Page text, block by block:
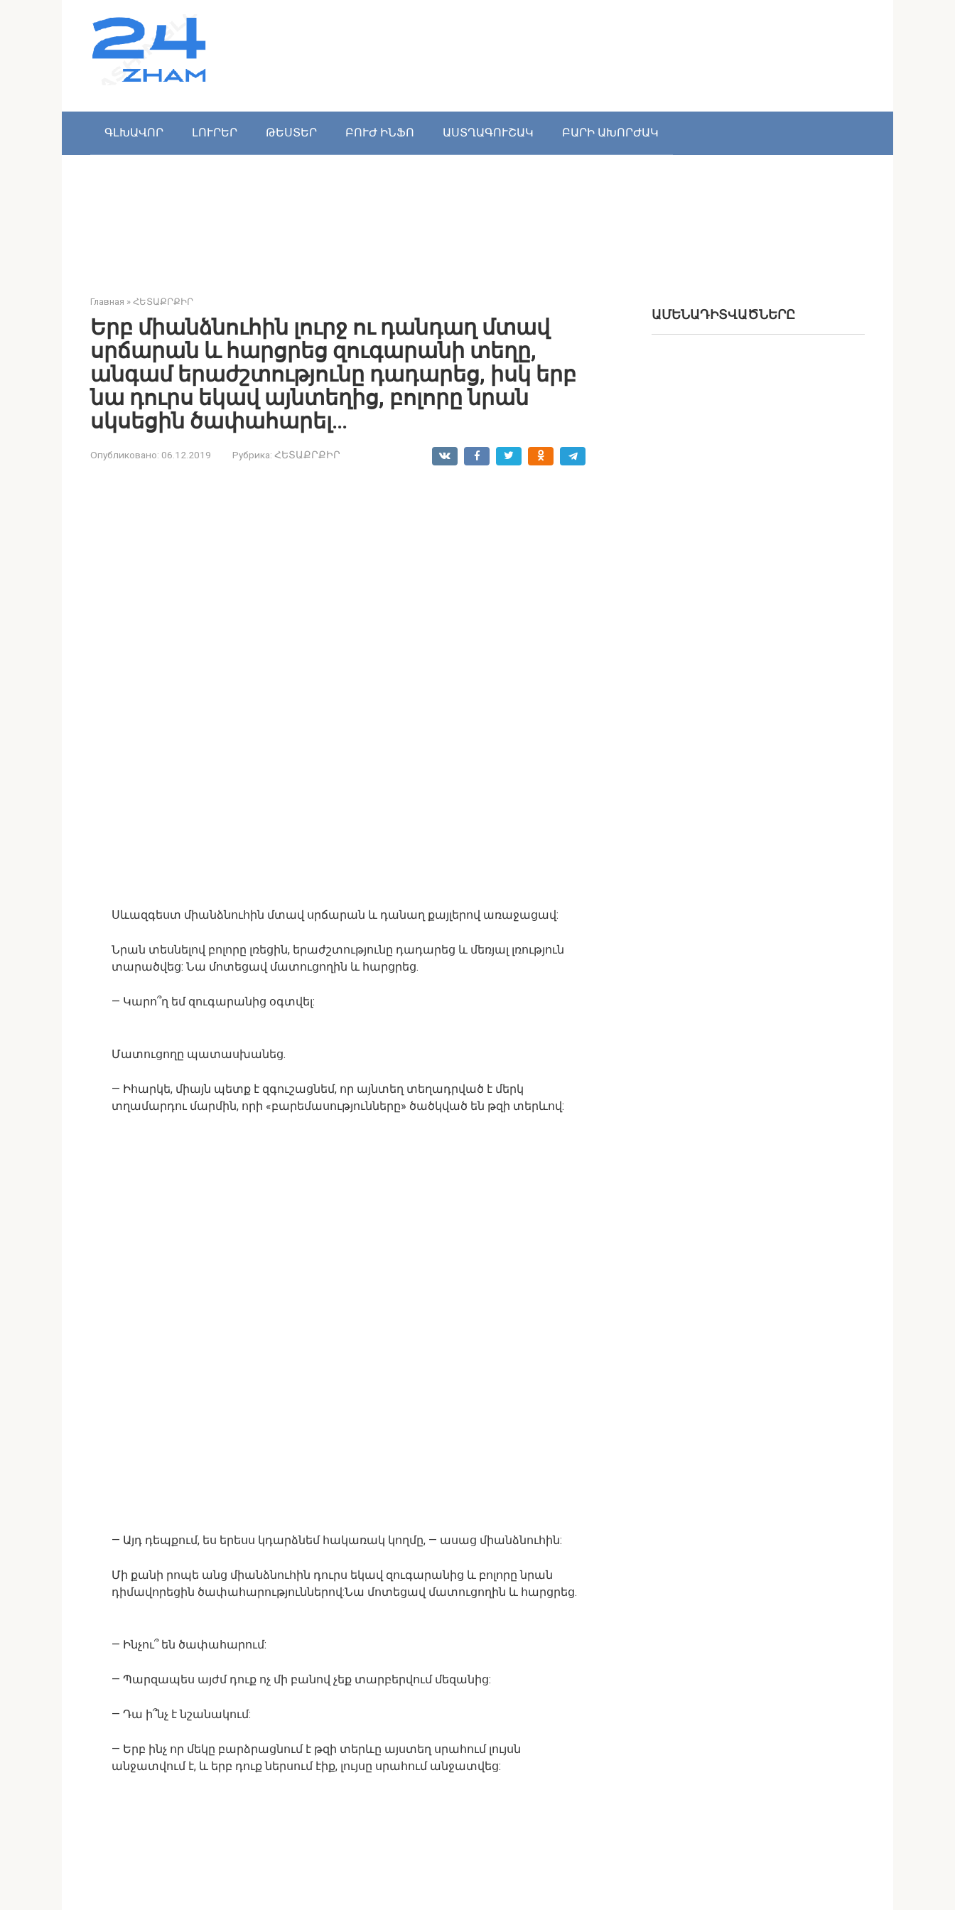
ԳԼԽԱՎՈՐ ԼՈՒՐԵՐ ԹԵՍՏԵՐ ԲՈՒԺ ԻՆՖՈ ԱՍՏՂԱԳՈՒՇԱԿ ԲԱՐԻ ԱԽՈՐԺԱԿ
Главная » ՀԵՏԱՔՐՔԻՐ
Երբ միանձնուհին լուրջ ու դանդաղ մտավ
սրճարան և հարցրեց զուգարանի տեղը,
անգամ երաժշտությունը դադարեց, իսկ երբ
նա դուրս եկավ այնտեղից, բոլորը նրան
սկսեցին ծափահարել…
Опубликовано: 06.12.2019 Рубрика: ՀԵՏԱՔՐՔԻՐ
Սևազգեստ միանձնուհին մտավ սրճարան և դանաղ քայլերով առաջացավ:
Նրան տեսնելով բոլորը լռեցին, երաժշտությունը դադարեց և մեռյալ լռություն
տարածվեց: Նա մոտեցավ մատուցողին և հարցրեց.
— Կարո՞ղ եմ զուգարանից օգտվել:
Մատուցողը պատասխանեց.
— Իհարկե, միայն պետք է զգուշացնեմ, որ այնտեղ տեղադրված է մերկ
տղամարդու մարմին, որի «բարեմասությունները» ծածկված են թզի տերևով:
— Այդ դեպքում, ես երեսս կդարձնեմ հակառակ կողմը, — ասաց միանձնուհին:
Մի քանի րոպե անց միանձնուհին դուրս եկավ զուգարանից և բոլորը նրան
դիմավորեցին ծափահարություններով:Նա մոտեցավ մատուցողին և հարցրեց.
— Ինչու՞ են ծափահարում:
— Պարզապես այժմ դուք ոչ մի բանով չեք տարբերվում մեզանից:
— Դա ի՞նչ է նշանակում:
— Երբ ինչ որ մեկը բարձրացնում է թզի տերևը այստեղ սրահում լույսն
անջատվում է, և երբ դուք ներսում էիք, լույսը սրահում անջատվեց:
ԱՄԵՆԱԴԻՏՎԱԾՆԵՐԸ